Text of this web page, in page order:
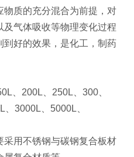
质的充分混合为前提，对
气体吸收等物理变化过程
好的效果，是化工，制药
、200L、250L、300、
3000L、5000L、
用不锈钢与碳钢复合板材